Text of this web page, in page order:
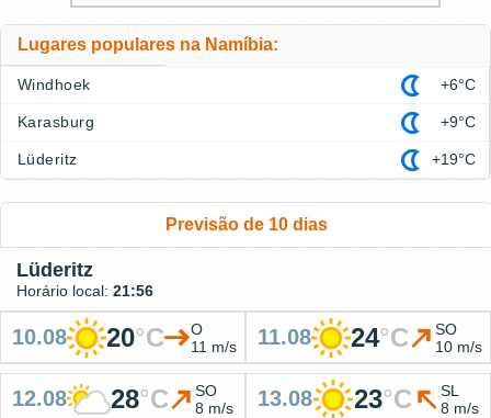
Lugares populares na Namíbia:
Windhoek +6°C
Karasburg +9°C
Lüderitz +19°C
Previsão de 10 dias
Lüderitz
Horário local: 21:56
10.08 20°C
O
11 m/s
11.08 24°C
SO
10 m/s
12.08 28°C
SO
8 m/s
13.08 23°C
SL
8 m/s